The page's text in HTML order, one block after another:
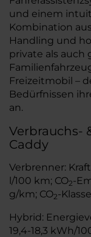
und einem
Kombination
Handling und
private als auch
Freizeitmobil –
Bedürfnissen
an.
Verbrauchs-
Caddy
Verbrenner:
l/100 km; CO2-
g/km; CO2-
Hybrid:
19,4-18,3 kWh/